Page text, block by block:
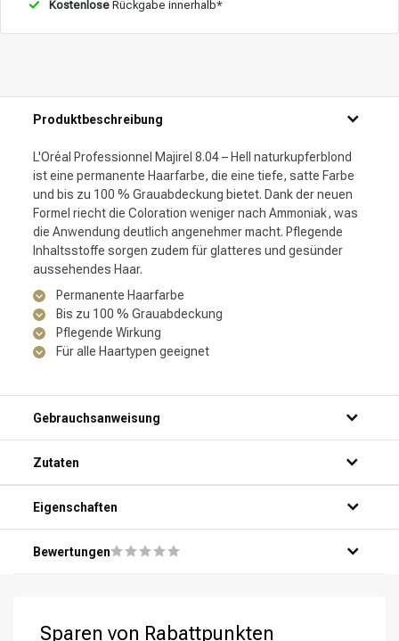
Kostenlose Rückgabe innerhalb*
Produktbeschreibung
L'Oréal Professionnel Majirel 8.04 – Hell naturkupferblond
ist eine permanente Haarfarbe, die eine tiefe, satte Farbe
und bis zu 100 % Grauabdeckung bietet. Dank der neuen
Formel riecht die Coloration weniger nach Ammoniak, was
die Anwendung deutlich angenehmer macht. Pflegende
Inhaltsstoffe sorgen zudem für glatteres und gesünder
aussehendes Haar.
Permanente Haarfarbe
Bis zu 100 % Grauabdeckung
Pflegende Wirkung
Für alle Haartypen geeignet
Gebrauchsanweisung
Zutaten
Eigenschaften
Bewertungen
Sparen von Rabattpunkten